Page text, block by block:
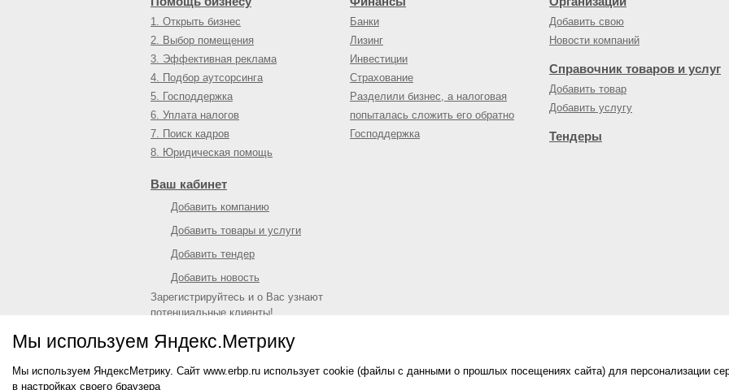
Мы используем Яндекс.Метрику
Мы используем ЯндексМетрику. Сайт www.erbp.ru использует cookie (файлы с данными о прошлых посещениях сайта) для персонализации
в настройках своего браузера
1. Открыть бизнес
2. Выбор помещения
3. Эффективная реклама
4. Подбор аутсорсинга
5. Господдержка
6. Уплата налогов
7. Поиск кадров
8. Юридическая помощь
Банки
Лизинг
Инвестиции
Страхование
Разделили бизнес, а налоговая
попыталась сложить его обратно
Господдержка
Добавить свою
Новости компаний
Справочник товаров и услуг
Добавить товар
Добавить услугу
Тендеры
Ваш кабинет
Добавить компанию
Добавить товары и услуги
Добавить тендер
Добавить новость
Зарегистрируйтесь и о Вас узнают
потенциальные клиенты!
© 2009—2026Единый республиканский бизнес-портал